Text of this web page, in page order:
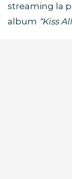
streaming la
album “Kiss